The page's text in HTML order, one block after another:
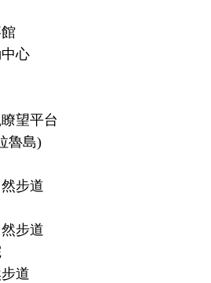
心
望平台
魯島)
步道
步道
道